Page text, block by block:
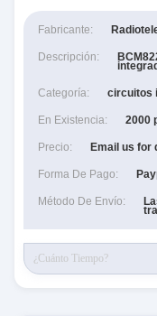
Fabricante:
Descripción:
Categoría: circuitos
En Existencia: 2000
Precio: Email us for
Forma De Pago:
Método De Envío: